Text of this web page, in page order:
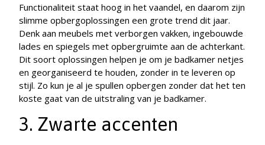
Functionaliteit staat hoog in het vaandel, en daarom zijn
slimme opbergoplossingen een grote trend dit jaar.
Denk aan meubels met verborgen vakken, ingebouwde
lades en spiegels met opbergruimte aan de achterkant.
Dit soort oplossingen helpen je om je badkamer netjes
en georganiseerd te houden, zonder in te leveren op
stijl. Zo kun je al je spullen opbergen zonder dat het ten
koste gaat van de uitstraling van je badkamer.
3. Zwarte accenten